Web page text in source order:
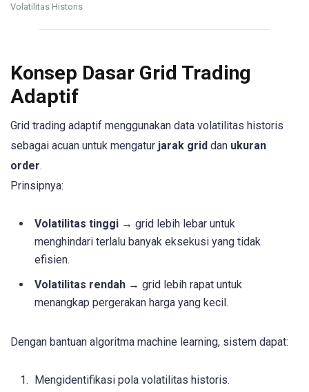
Volatilitas Historis
Konsep Dasar Grid Trading
Adaptif
Grid trading adaptif menggunakan data volatilitas historis
sebagai acuan untuk mengatur jarak grid dan ukuran
order.
Prinsipnya:
Volatilitas tinggi → grid lebih lebar untuk
menghindari terlalu banyak eksekusi yang tidak
efisien.
Volatilitas rendah → grid lebih rapat untuk
menangkap pergerakan harga yang kecil.
Dengan bantuan algoritma machine learning, sistem dapat:
Mengidentifikasi pola volatilitas historis.